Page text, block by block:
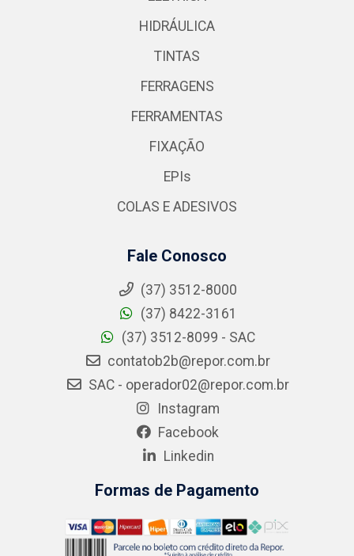
HIDRÁULICA
TINTAS
FERRAGENS
FERRAMENTAS
FIXAÇÃO
EPIs
COLAS E ADESIVOS
Fale Conosco
(37) 3512-8000
(37) 8422-3161
(37) 3512-8099 - SAC
contatob2b@repor.com.br
SAC - operador02@repor.com.br
Instagram
Facebook
Linkedin
Formas de Pagamento